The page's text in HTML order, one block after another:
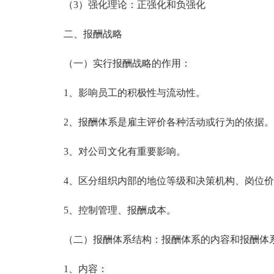
（3）强化理论：正强化和负强化
二、报酬战略
（一）实行报酬战略的作用：
1、影响员工的积极性与流动性。
2、报酬体系是雇主评价各种活动或行为的依据。
3、对公司文化有重要影响。
4、区分组织内部的地位等级和决策机构、岗位价
5、控制管理、报酬成本。
（二）报酬体系结构：报酬体系的内容和报酬体
1、内容：